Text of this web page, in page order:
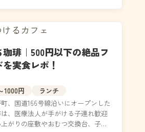
琲｜500円以下の絶品フ
実食レポ！
1000円
ランチ
、国道166号線沿いにオープンした
、医療法人が手がける子連れ歓迎
がりの座敷やおむつ交換台、子ど